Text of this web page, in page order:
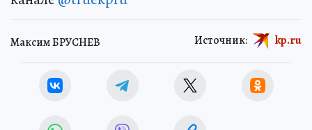
Максим БРУСНЕВ Источник: kp.ru